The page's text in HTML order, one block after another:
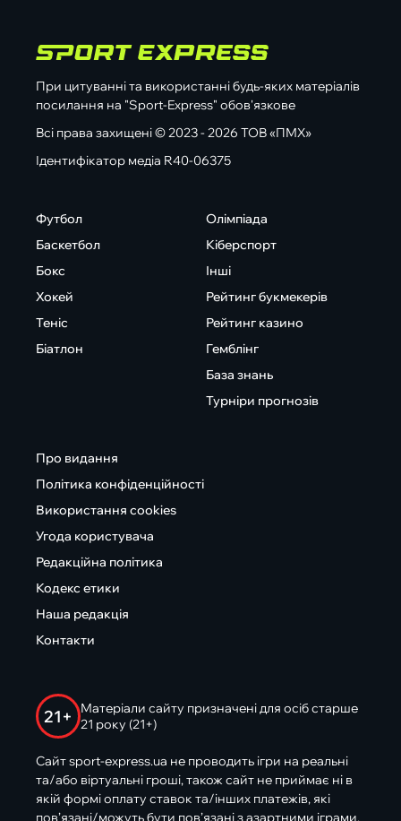
При цитуванні та використанні будь-яких матеріалів
посилання на "Sport-Express" обов'язкове
Всі права захищені © 2023 - 2026 ТОВ «ПМХ»
Ідентифікатор медіа R40-06375
Футбол
Баскетбол
Бокс
Хокей
Теніс
Біатлон
Олімпіада
Кіберспорт
Інші
Рейтинг букмекерів
Рейтинг казино
Гемблінг
База знань
Турніри прогнозів
Про видання
Політика конфіденційності
Використання cookies
Угода користувача
Редакційна політика
Кодекс етики
Наша редакція
Контакти
21+
Матеріали сайту призначені для осіб старше
21 року (21+)
Сайт sport-express.ua не проводить ігри на реальні
та/або віртуальні гроші, також сайт не приймає ні в
якій формі оплату ставок та/інших платежів, які
пов’язані/можуть бути пов’язані з азартними іграми,